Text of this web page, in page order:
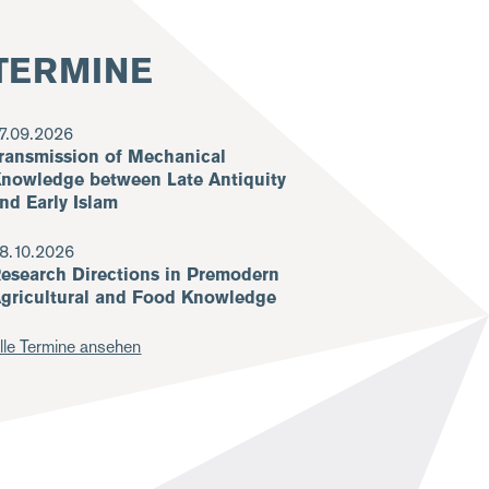
of Mechanical
between Late Antiquity
Early Islam
Directions in Premodern
and Food Knowledge
Termine ansehen